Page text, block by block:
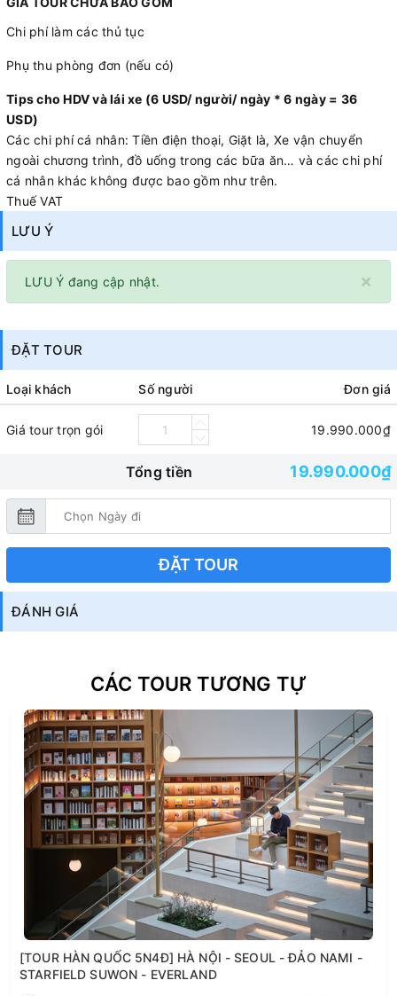
Chi phí làm các thủ tục
Phụ thu phòng đơn (nếu có)
Tips cho HDV và lái xe (6 USD/ người/ ngày * 6 ngày = 36
USD)
Các chi phí cá nhân: Tiền điện thoại, Giặt là, Xe vận chuyển
ngoài chương trình, đồ uống trong các bữa ăn… và các chi phí
cá nhân khác không được bao gồm như trên.
Thuế VAT
LƯU Ý
×
LƯU Ý đang cập nhật.
ĐẶT TOUR
Loại khách Số người Đơn giá
Giá tour trọn gói 19.990.000₫
Tổng tiền 19.990.000₫
ĐẶT TOUR
ĐÁNH GIÁ
CÁC TOUR TƯƠNG TỰ
[TOUR HÀN QUỐC 5N4Đ] HÀ NỘI - SEOUL - ĐẢO NAMI -
STARFIELD SUWON - EVERLAND